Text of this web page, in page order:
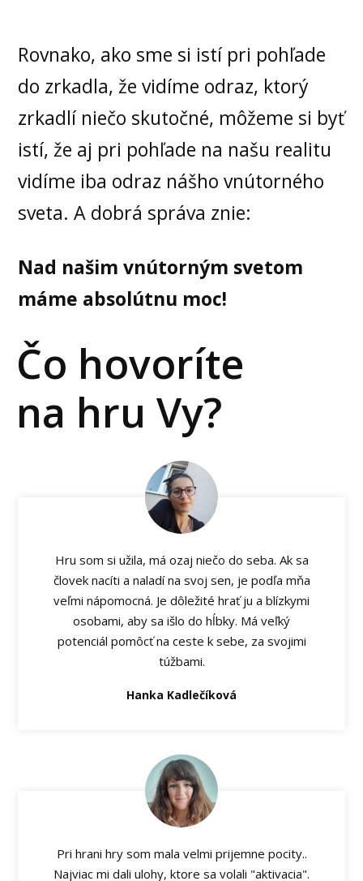
Rovnako, ako sme si istí pri pohľade
do zrkadla, že vidíme odraz, ktorý
zrkadlí niečo skutočné, môžeme si byť
istí, že aj pri pohľade na našu realitu
vidíme iba odraz nášho vnútorného
sveta. A dobrá správa znie:
Nad našim vnútorným svetom
máme absolútnu moc!
Čo hovoríte
na hru Vy?
Hru som si užila, má ozaj niečo do seba. Ak sa
človek nacíti a naladí na svoj sen, je podľa mňa
veľmi nápomocná. Je dôležité hrať ju a blízkymi
osobami, aby sa išlo do hĺbky. Má veľký
potenciál pomôcť na ceste k sebe, za svojimi
túžbami.
Hanka Kadlečíková
Pri hrani hry som mala velmi prijemne pocity..
Najviac mi dali ulohy, ktore sa volali "aktivacia".